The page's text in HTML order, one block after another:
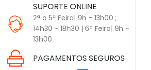
SUPORTE ONLINE
2ª a 5ª Feira| 9h - 13h00 ;
14h30 - 18h30 | 6ª Feira| 9h -
13h00
PAGAMENTOS SEGUROS